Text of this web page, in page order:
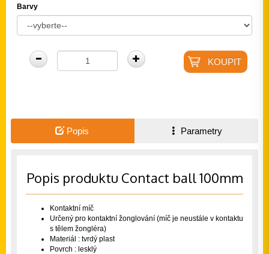
Barvy
Popis Parametry
Popis produktu Contact ball 100mm
Kontaktní míč
Určený pro kontaktní žonglování (míč je neustále v kontaktu
s tělem žongléra)
Materiál : tvrdý plast
Povrch : lesklý